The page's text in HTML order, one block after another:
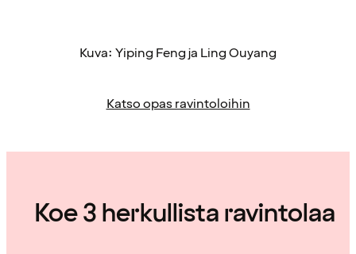
Kuva: Yiping Feng ja Ling Ouyang
Katso opas ravintoloihin
Koe 3 herkullista ravintolaa